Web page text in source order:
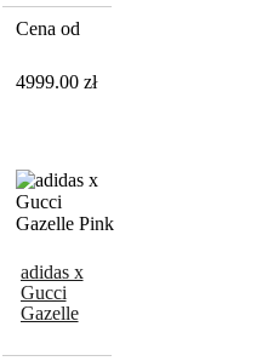
Cena od
4999.00 zł
adidas x
Gucci
Gazelle